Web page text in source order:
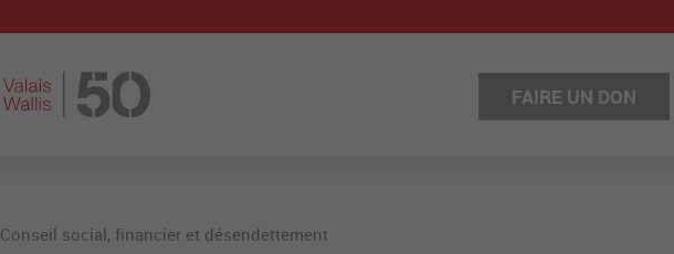
FAIRE UN DON
Conseil social, financier et désendettement